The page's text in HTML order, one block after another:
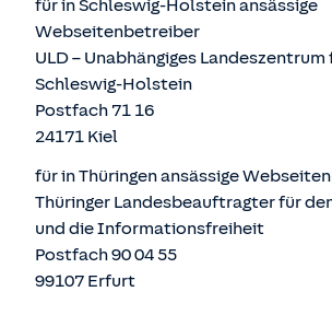
für in Schleswig-Holstein ansässige
Webseitenbetreiber
ULD – Unabhängiges
Schleswig-Holstein
Postfach 71 16
24171 Kiel
für in Thüringen ansässige
Thüringer Landesbeauftragter für
und die Informationsfreiheit
Postfach 90 04 55
99107 Erfurt